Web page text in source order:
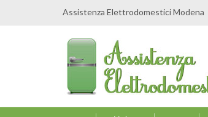
Assistenza Elettrodomestici Modena